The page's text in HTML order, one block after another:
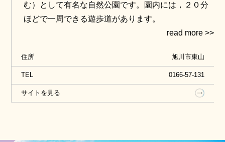
む）として有名な自然公園です。園内には，２０分
ほどで一周できる遊歩道があります。
住所 旭川市東山
TEL 0166-57-131
サイトを見る